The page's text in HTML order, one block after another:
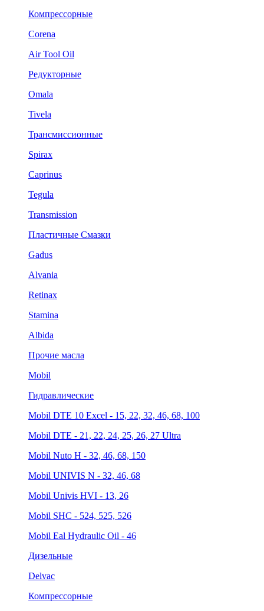
Компрессорные
Corena
Air Tool Oil
Редукторные
Omala
Tivela
Трансмиссионные
Spirax
Caprinus
Tegula
Transmission
Пластичные Смазки
Gadus
Alvania
Retinax
Stamina
Albida
Прочие масла
Mobil
Гидравлические
Mobil DTE 10 Excel - 15, 22, 32, 46, 68, 100
Mobil DTE - 21, 22, 24, 25, 26, 27 Ultra
Mobil Nuto H - 32, 46, 68, 150
Mobil UNIVIS N - 32, 46, 68
Mobil Univis HVI - 13, 26
Mobil SHC - 524, 525, 526
Mobil Eal Hydraulic Oil - 46
Дизельные
Delvac
Компрессорные